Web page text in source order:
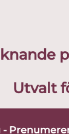
Utvalt